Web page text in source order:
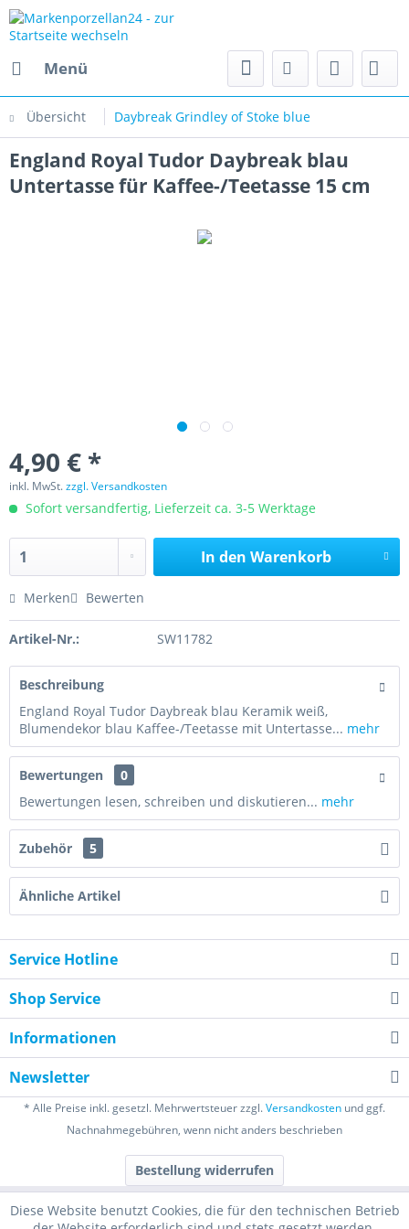
Menü
Übersicht Daybreak Grindley of Stoke blue
England Royal Tudor Daybreak blau
Untertasse für Kaffee-/Teetasse 15 cm
4,90 € *
inkl. MwSt.zzgl. Versandkosten
Sofort versandfertig, Lieferzeit ca. 3-5 Werktage
In den Warenkorb
Merken Bewerten
Artikel-Nr.: SW11782
Beschreibung
England Royal Tudor Daybreak blau Keramik weiß,
Blumendekor blau Kaffee-/Teetasse mit Untertasse... mehr
Bewertungen
0
Bewertungen lesen, schreiben und diskutieren... mehr
Zubehör 5
Ähnliche Artikel
Service Hotline
Shop Service
Informationen
Newsletter
* Alle Preise inkl. gesetzl. Mehrwertsteuer zzgl.Versandkosten und ggf.
Nachnahmegebühren, wenn nicht anders beschrieben
Bestellung widerrufen
Diese Website benutzt Cookies, die für den technischen Betrieb